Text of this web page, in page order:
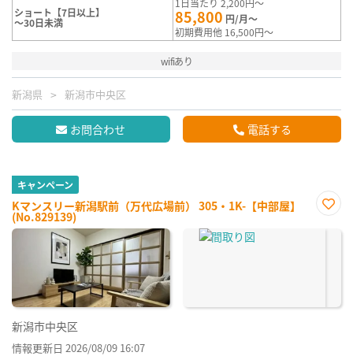
ショート【7日以上】
～30日未満 85,800 円/月～
初期費用他 16,500円～
wifiあり
新潟県 新潟市中央区
お問合わせ 電話する
キャンペーン
Kマンスリー新潟駅前（万代広場前） 305・1K-【中部屋】
(No.829139)
に入
新潟市中央区
情報更新日 2026/08/09 16:07